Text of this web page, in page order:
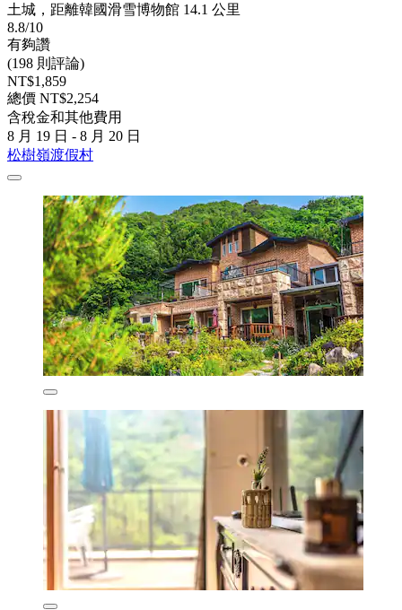
土城，距離韓國滑雪博物館 14.1 公里
8.8/10
有夠讚
(198 則評論)
NT$1,859
總價 NT$2,254
含稅金和其他費用
8 月 19 日 - 8 月 20 日
松樹嶺渡假村